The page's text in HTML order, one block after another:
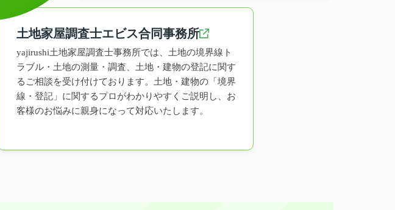
土地家屋調査士エビス合同事務所
yajirushi土地家屋調査士事務所では、土地の境界線ト
ラブル・土地の測量・調査、土地・建物の登記に関す
るご相談を受け付けております。土地・建物の「境界
線・登記」に関するプロがわかりやすくご説明し、お
客様のお悩みに親身になって対応いたします。